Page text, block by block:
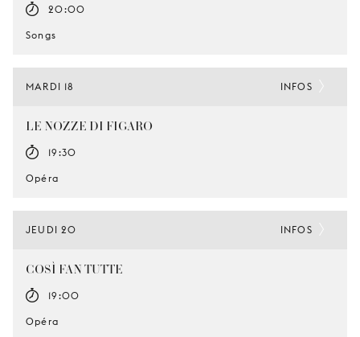
20:00
Songs
MARDI 18
LE NOZZE DI FIGARO
19:30
Opéra
INFOS
JEUDI 20
COSÌ FAN TUTTE
19:00
Opéra
INFOS